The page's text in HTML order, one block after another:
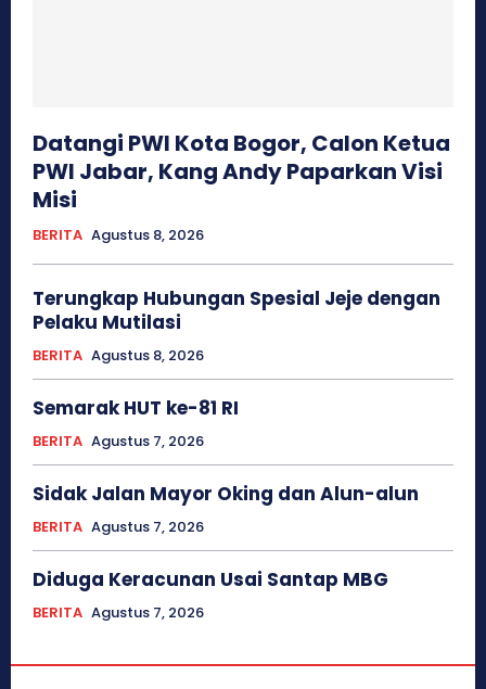
Datangi PWI Kota Bogor, Calon Ketua
PWI Jabar, Kang Andy Paparkan Visi
Misi
BERITA Agustus 8, 2026
Terungkap Hubungan Spesial Jeje dengan
Pelaku Mutilasi
BERITA Agustus 8, 2026
Semarak HUT ke-81 RI
BERITA Agustus 7, 2026
Sidak Jalan Mayor Oking dan Alun-alun
BERITA Agustus 7, 2026
Diduga Keracunan Usai Santap MBG
BERITA Agustus 7, 2026